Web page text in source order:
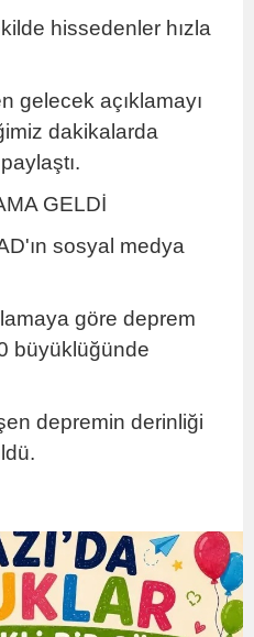
hissedenler hızla
gelecek açıklamayı
dakikalarda
GELDİ
sosyal medya
göre deprem
büyüklüğünde
depremin derinliği